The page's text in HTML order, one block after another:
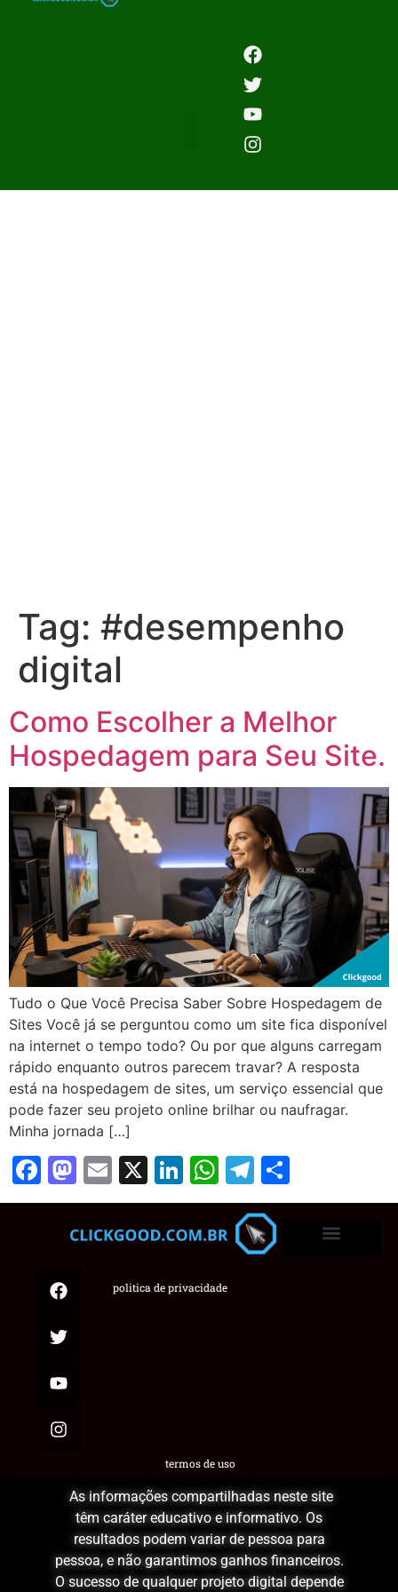
Tag: #desempenho
digital
Como Escolher a Melhor
Hospedagem para Seu Site.
Tudo o Que Você Precisa Saber Sobre Hospedagem de
Sites Você já se perguntou como um site fica disponível
na internet o tempo todo? Ou por que alguns carregam
rápido enquanto outros parecem travar? A resposta
está na hospedagem de sites, um serviço essencial que
pode fazer seu projeto online brilhar ou naufragar.
Minha jornada […]
Facebook
Mastodon
Email
X LinkedIn
WhatsApp
Telegram
termos de uso
politica de privacidade
As informações compartilhadas neste site
têm caráter educativo e informativo. Os
resultados podem variar de pessoa para
pessoa, e não garantimos ganhos financeiros.
O sucesso de qualquer projeto digital depende